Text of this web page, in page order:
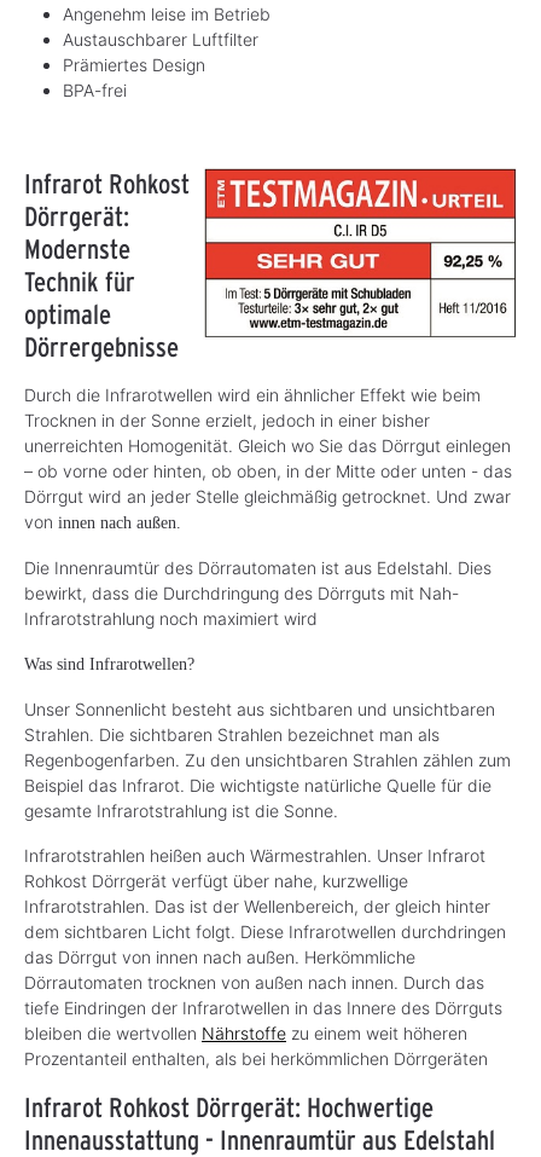
Angenehm leise im Betrieb
Austauschbarer Luftfilter
Prämiertes Design
BPA-frei
Infrarot Rohkost
Dörrgerät:
Modernste
Technik für
optimale
Dörrergebnisse
Durch die Infrarotwellen wird ein ähnlicher Effekt wie beim
Trocknen in der Sonne erzielt, jedoch in einer bisher
unerreichten Homogenität. Gleich wo Sie das Dörrgut einlegen
– ob vorne oder hinten, ob oben, in der Mitte oder unten - das
Dörrgut wird an jeder Stelle gleichmäßig getrocknet. Und zwar
von innen nach außen.
Die Innenraumtür des Dörrautomaten ist aus Edelstahl. Dies
bewirkt, dass die Durchdringung des Dörrguts mit Nah-
Infrarotstrahlung noch maximiert wird
Was sind Infrarotwellen?
Unser Sonnenlicht besteht aus sichtbaren und unsichtbaren
Strahlen. Die sichtbaren Strahlen bezeichnet man als
Regenbogenfarben. Zu den unsichtbaren Strahlen zählen zum
Beispiel das Infrarot. Die wichtigste natürliche Quelle für die
gesamte Infrarotstrahlung ist die Sonne.
Infrarotstrahlen heißen auch Wärmestrahlen. Unser Infrarot
Rohkost Dörrgerät verfügt über nahe, kurzwellige
Infrarotstrahlen. Das ist der Wellenbereich, der gleich hinter
dem sichtbaren Licht folgt. Diese Infrarotwellen durchdringen
das Dörrgut von innen nach außen. Herkömmliche
Dörrautomaten trocknen von außen nach innen. Durch das
tiefe Eindringen der Infrarotwellen in das Innere des Dörrguts
bleiben die wertvollen Nährstoffe zu einem weit höheren
Prozentanteil enthalten, als bei herkömmlichen Dörrgeräten
Infrarot Rohkost Dörrgerät: Hochwertige
Innenausstattung - Innenraumtür aus Edelstahl